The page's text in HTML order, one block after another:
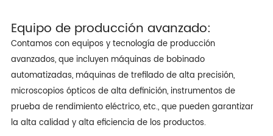
Equipo de producción avanzado:
Contamos con equipos y tecnología de producción
avanzados, que incluyen máquinas de bobinado
automatizadas, máquinas de trefilado de alta precisión,
microscopios ópticos de alta definición, instrumentos de
prueba de rendimiento eléctrico, etc., que pueden garantizar
la alta calidad y alta eficiencia de los productos.